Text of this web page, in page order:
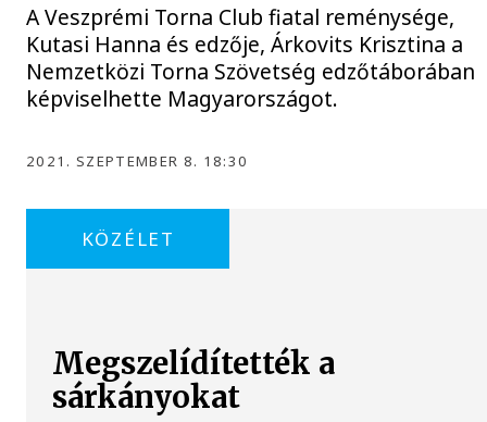
A Veszprémi Torna Club fiatal reménysége,
Kutasi Hanna és edzője, Árkovits Krisztina a
Nemzetközi Torna Szövetség edzőtáborában
képviselhette Magyarországot.
2021. SZEPTEMBER 8. 18:30
KÖZÉLET
Megszelídítették a
sárkányokat